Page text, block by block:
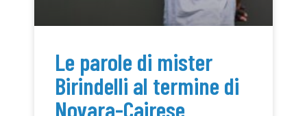
Le parole di mister
Birindelli al termine di
Novara-Cairese